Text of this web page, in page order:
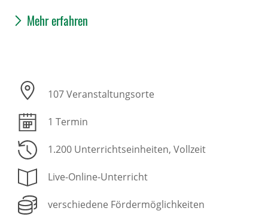
Mehr erfahren
107 Veranstaltungsorte
1 Termin
1.200 Unterrichtseinheiten, Vollzeit
Live-Online-Unterricht
verschiedene Fördermöglichkeiten